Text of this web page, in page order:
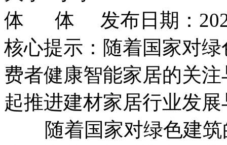
发布日期：
核心提示：随着国家对
费者健康智能家居的关
起推进建材家居行业发
随着国家对绿色建筑